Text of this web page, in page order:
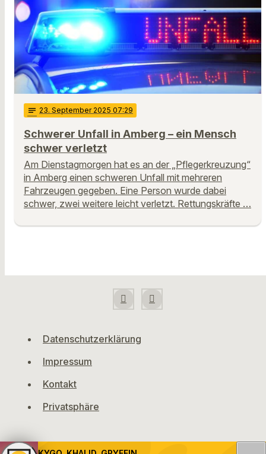
notes 23. September 2025 07:29
Schwerer Unfall in Amberg – ein Mensch
schwer verletzt
Am Dienstagmorgen hat es an der „Pflegerkreuzung“
in Amberg einen schweren Unfall mit mehreren
Fahrzeugen gegeben. Eine Person wurde dabei
schwer, zwei weitere leicht verletzt. Rettungskräfte …
Datenschutzerklärung
Impressum
Kontakt
Privatsphäre